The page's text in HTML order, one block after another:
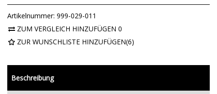
Artikelnummer: 999-029-011
ZUM VERGLEICH HINZUFÜGEN 0
ZUR WUNSCHLISTE HINZUFÜGEN(6)
Beschreibung